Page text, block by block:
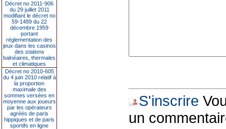
Décret no 2011-906
du 29 juillet 2011
modifiant le décret no
59-1489 du 22
décembre 1959
portant
réglementation des
jeux dans les casinos
des stations
balnéaires, thermales
et climatiques
Décret no 2010-605
du 4 juin 2010 relatif à
la proportion
maximale des
sommes versées en
moyenne aux joueurs
par les opérateurs
agréés de paris
hippiques et de paris
sportifs en ligne
S'inscrire
un